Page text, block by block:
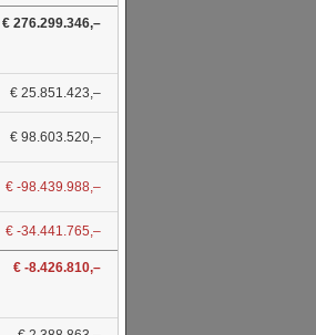
€ 276.299.346,–
€ 25.851.423,–
€ 98.603.520,–
€ -98.439.988,–
€ -34.441.765,–
€ -8.426.810,–